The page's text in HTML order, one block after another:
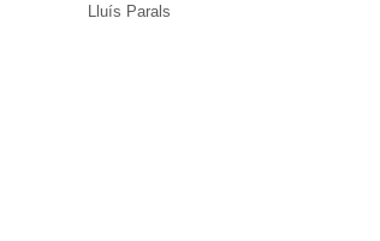
Lluís Parals